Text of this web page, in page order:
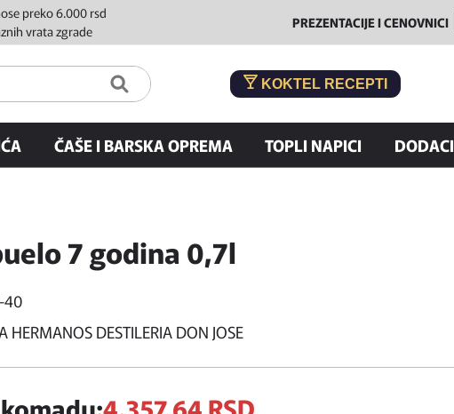
preko 6.000 rsd
vrata zgrade
PREZENTACIJE I CENOVNICI
KOKTEL RECEPTI
ČAŠE I BARSKA OPREMA TOPLI NAPICI DODACI
7 godina 0,7l
40
HERMANOS DESTILERIA DON JOSE